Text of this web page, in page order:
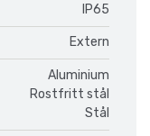
IP65
Extern
Aluminium
Rostfritt stål
Stål